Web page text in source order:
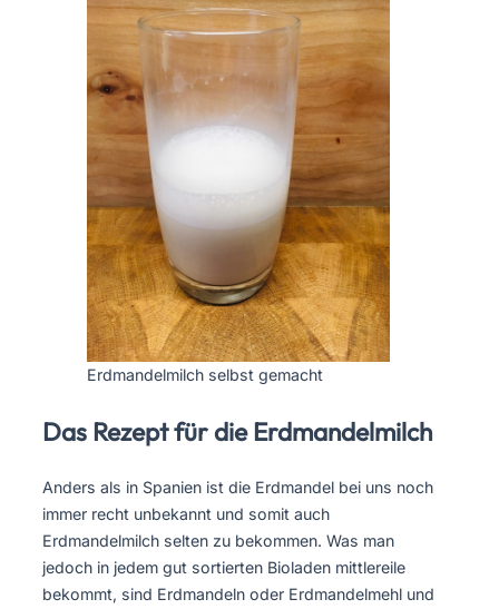
Erdmandelmilch selbst gemacht
Das Rezept für die Erdmandelmilch
Anders als in Spanien ist die Erdmandel bei uns noch
immer recht unbekannt und somit auch
Erdmandelmilch selten zu bekommen. Was man
jedoch in jedem gut sortierten Bioladen mittlereile
bekommt, sind Erdmandeln oder Erdmandelmehl und